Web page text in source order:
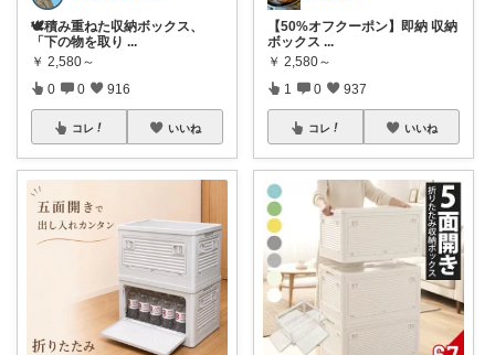
🕊️積み重ねた収納ボックス、
「下の物を取り ...
￥ 2,580～
0 0 916
コレ いいね
【50%オフクーポン】即納 収納
ボックス ...
￥ 2,580～
1 0 937
コレ いいね